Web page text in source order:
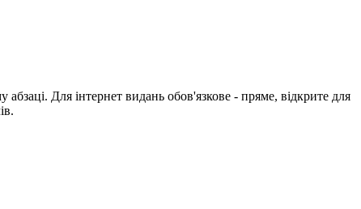
Для інтернет видань обов'язкове - пряме, відкрите для